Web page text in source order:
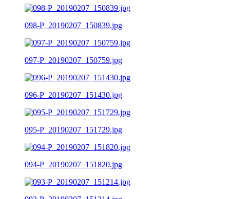
098-P_20190207_150839.jpg
097-P_20190207_150759.jpg
096-P_20190207_151430.jpg
095-P_20190207_151729.jpg
094-P_20190207_151820.jpg